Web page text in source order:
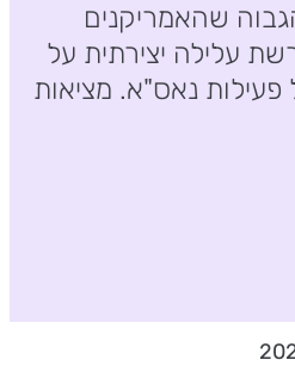
שהאמריקנים
עלילה יצירתית על
נאס"א. מציאות